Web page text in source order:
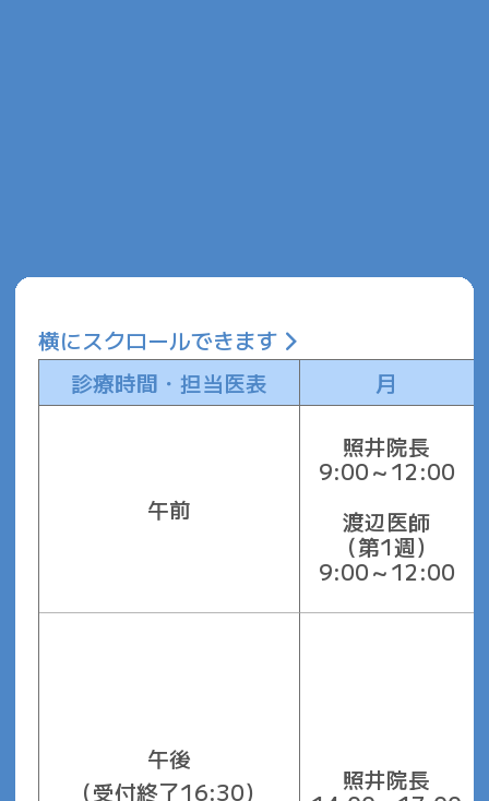
横にスクロールできます
診療時間・担当医表
月
午前
照井院長
9:00～12:00
渡辺医師
（第1週）
9:00～12:00
午後
（受付終了16:30）
照井院長